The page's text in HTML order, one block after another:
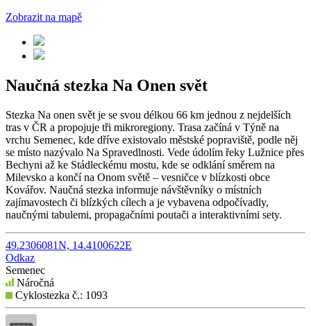
Zobrazit na mapě
Naučná stezka Na Onen svět
Stezka Na onen svět je se svou délkou 66 km jednou z nejdelších
tras v ČR a propojuje tři mikroregiony. Trasa začíná v Týně na
vrchu Semenec, kde dříve existovalo městské popraviště, podle něj
se místo nazývalo Na Spravedlnosti. Vede údolím řeky Lužnice přes
Bechyni až ke Stádleckému mostu, kde se odklání směrem na
Milevsko a končí na Onom světě – vesničce v blízkosti obce
Kovářov. Naučná stezka informuje návštěvníky o místních
zajímavostech či blízkých cílech a je vybavena odpočívadly,
naučnými tabulemi, propagačními poutači a interaktivními sety.
49.2306081N, 14.4100622E
Odkaz
Semenec
Náročná
Cyklostezka č.: 1093